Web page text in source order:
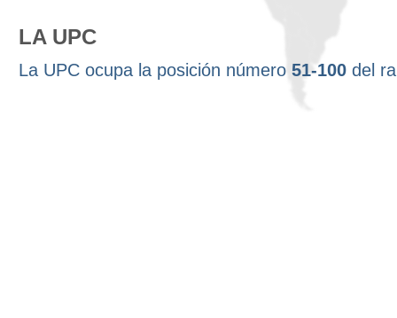
LA UPC
La UPC ocupa la posición número 51-100 del